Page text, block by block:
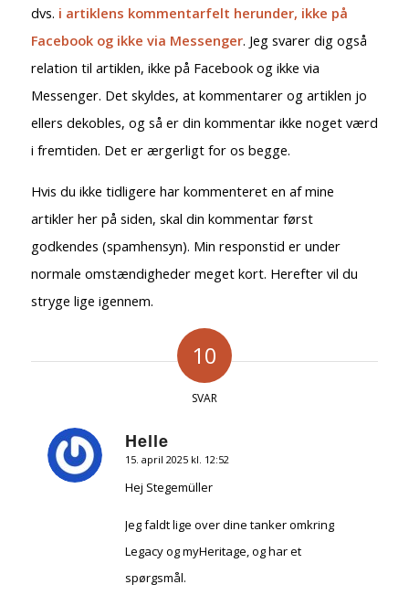
dvs. i artiklens kommentarfelt herunder, ikke på
Facebook og ikke via Messenger. Jeg svarer dig også
relation til artiklen, ikke på Facebook og ikke via
Messenger. Det skyldes, at kommentarer og artiklen jo
ellers dekobles, og så er din kommentar ikke noget værd
i fremtiden. Det er ærgerligt for os begge.
Hvis du ikke tidligere har kommenteret en af mine
artikler her på siden, skal din kommentar først
godkendes (spamhensyn). Min responstid er under
normale omstændigheder meget kort. Herefter vil du
stryge lige igennem.
10
SVAR
Helle
siger:
15. april 2025 kl. 12:52
Hej Stegemüller
Jeg faldt lige over dine tanker omkring
Legacy og myHeritage, og har et
spørgsmål.